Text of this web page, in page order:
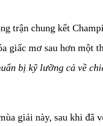
trận chung kết
giấc mơ sau hơn một
bị kỹ lưỡng cả về
giải này, sau khi đã